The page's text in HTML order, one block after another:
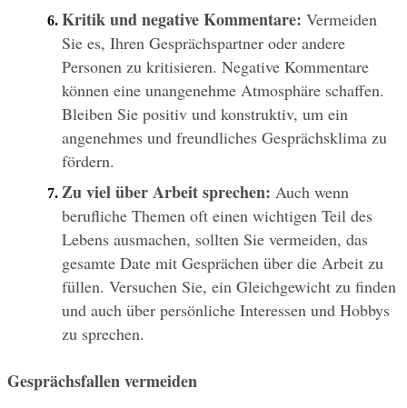
Kritik und negative Kommentare: Vermeiden
Sie es, Ihren Gesprächspartner oder andere
Personen zu kritisieren. Negative Kommentare
können eine unangenehme Atmosphäre schaffen.
Bleiben Sie positiv und konstruktiv, um ein
angenehmes und freundliches Gesprächsklima zu
fördern.
Zu viel über Arbeit sprechen: Auch wenn
berufliche Themen oft einen wichtigen Teil des
Lebens ausmachen, sollten Sie vermeiden, das
gesamte Date mit Gesprächen über die Arbeit zu
füllen. Versuchen Sie, ein Gleichgewicht zu finden
und auch über persönliche Interessen und Hobbys
zu sprechen.
Gesprächsfallen vermeiden